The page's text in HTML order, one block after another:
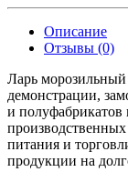
Описание
Отзывы (0)
Ларь морозильный
демонстрации,
и полуфабрикатов
питания и
продукции на